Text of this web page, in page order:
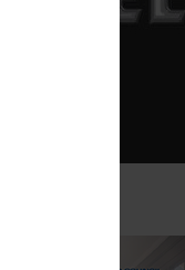
this